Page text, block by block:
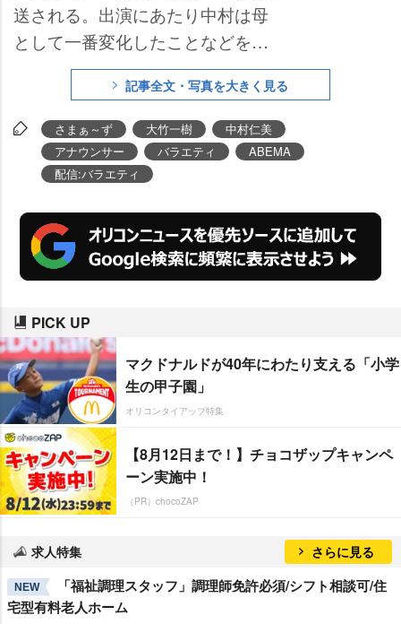
送される。出演にあたり中村は母
として一番変化したことなどを明
かし、番組では等身大のトークを
展開する。
記事全文・写真を大きく見る
さまぁ～ず 大竹一樹
中村仁美
アナウンサー
バラエティ
ABEMA
配信:バラエティ
PICK UP
マクドナルドが40年にわたり支える「小学
生の甲子園」
オリコンタイアップ特集
【8月12日まで！】チョコザップキャンペ
ーン実施中！
（PR）chocoZAP
求人特集 さらに見る
NEW
「福祉調理スタッフ」調理師免許必須/シフト相談可/住
宅型有料老人ホーム